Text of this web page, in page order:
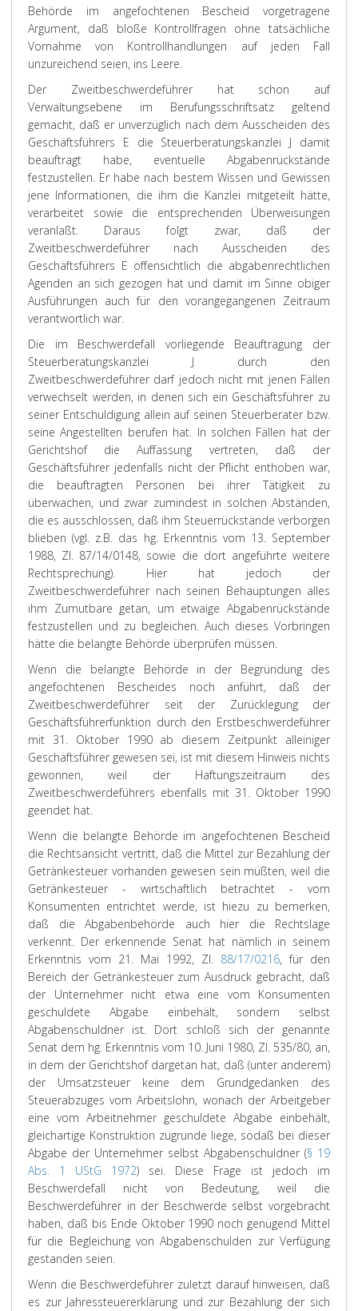
Behörde im angefochtenen Bescheid vorgetragene
Argument, daß bloße Kontrollfragen ohne tatsächliche
Vornahme von Kontrollhandlungen auf jeden Fall
unzureichend seien, ins Leere.
Der Zweitbeschwerdeführer hat schon auf
Verwaltungsebene im Berufungsschriftsatz geltend
gemacht, daß er unverzüglich nach dem Ausscheiden des
Geschäftsführers E die Steuerberatungskanzlei J damit
beauftragt habe, eventuelle Abgabenrückstände
festzustellen. Er habe nach bestem Wissen und Gewissen
jene Informationen, die ihm die Kanzlei mitgeteilt hätte,
verarbeitet sowie die entsprechenden Überweisungen
veranlaßt. Daraus folgt zwar, daß der
Zweitbeschwerdeführer nach Ausscheiden des
Geschäftsführers E offensichtlich die abgabenrechtlichen
Agenden an sich gezogen hat und damit im Sinne obiger
Ausführungen auch für den vorangegangenen Zeitraum
verantwortlich war.
Die im Beschwerdefall vorliegende Beauftragung der
Steuerberatungskanzlei J durch den
Zweitbeschwerdeführer darf jedoch nicht mit jenen Fällen
verwechselt werden, in denen sich ein Geschäftsführer zu
seiner Entschuldigung allein auf seinen Steuerberater bzw.
seine Angestellten berufen hat. In solchen Fällen hat der
Gerichtshof die Auffassung vertreten, daß der
Geschäftsführer jedenfalls nicht der Pflicht enthoben war,
die beauftragten Personen bei ihrer Tätigkeit zu
überwachen, und zwar zumindest in solchen Abständen,
die es ausschlossen, daß ihm Steuerrückstände verborgen
blieben (vgl. z.B. das hg. Erkenntnis vom 13. September
1988, Zl. 87/14/0148, sowie die dort angeführte weitere
Rechtsprechung). Hier hat jedoch der
Zweitbeschwerdeführer nach seinen Behauptungen alles
ihm Zumutbare getan, um etwaige Abgabenrückstände
festzustellen und zu begleichen. Auch dieses Vorbringen
hätte die belangte Behörde überprüfen müssen.
Wenn die belangte Behörde in der Begründung des
angefochtenen Bescheides noch anführt, daß der
Zweitbeschwerdeführer seit der Zurücklegung der
Geschäftsführerfunktion durch den Erstbeschwerdeführer
mit 31. Oktober 1990 ab diesem Zeitpunkt alleiniger
Geschäftsführer gewesen sei, ist mit diesem Hinweis nichts
gewonnen, weil der Haftungszeitraum des
Zweitbeschwerdeführers ebenfalls mit 31. Oktober 1990
geendet hat.
Wenn die belangte Behörde im angefochtenen Bescheid
die Rechtsansicht vertritt, daß die Mittel zur Bezahlung der
Getränkesteuer vorhanden gewesen sein müßten, weil die
Getränkesteuer - wirtschaftlich betrachtet - vom
Konsumenten entrichtet werde, ist hiezu zu bemerken,
daß die Abgabenbehörde auch hier die Rechtslage
verkennt. Der erkennende Senat hat nämlich in seinem
Erkenntnis vom 21. Mai 1992, Zl. 88/17/0216, für den
Bereich der Getränkesteuer zum Ausdruck gebracht, daß
der Unternehmer nicht etwa eine vom Konsumenten
geschuldete Abgabe einbehält, sondern selbst
Abgabenschuldner ist. Dort schloß sich der genannte
Senat dem hg. Erkenntnis vom 10. Juni 1980, Zl. 535/80, an,
in dem der Gerichtshof dargetan hat, daß (unter anderem)
der Umsatzsteuer keine dem Grundgedanken des
Steuerabzuges vom Arbeitslohn, wonach der Arbeitgeber
eine vom Arbeitnehmer geschuldete Abgabe einbehält,
gleichartige Konstruktion zugrunde liege, sodaß bei dieser
Abgabe der Unternehmer selbst Abgabenschuldner (§ 19
Abs. 1 UStG 1972) sei. Diese Frage ist jedoch im
Beschwerdefall nicht von Bedeutung, weil die
Beschwerdeführer in der Beschwerde selbst vorgebracht
haben, daß bis Ende Oktober 1990 noch genügend Mittel
für die Begleichung von Abgabenschulden zur Verfügung
gestanden seien.
Wenn die Beschwerdeführer zuletzt darauf hinweisen, daß
es zur Jahressteuererklärung und zur Bezahlung der sich